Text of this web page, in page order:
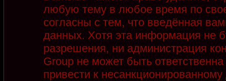
любую тему в любое время по
согласны с тем, что введённая
данных. Хотя эта информация не
разрешения, ни администрация
Group не может быть
привести к несанкционированному